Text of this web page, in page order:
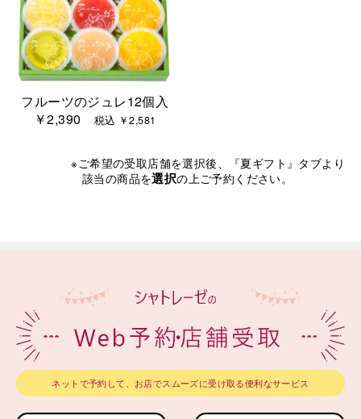
フルーツのジュレ12個入
￥2,390
税込 ￥2,581
※ご希望の受取店舗を選択後、『夏ギフト』タブより
該当の商品を選択の上ご予約ください。
ネットで予約して、お店でスムーズに受け取る便利なサービス